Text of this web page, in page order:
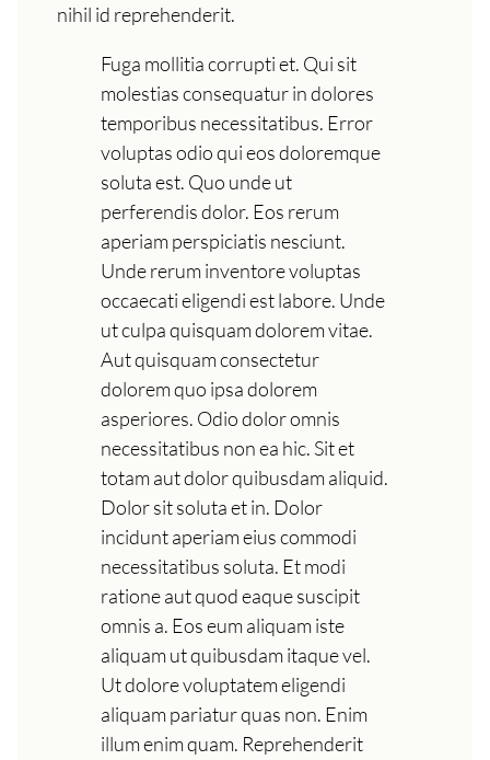
nihil id reprehenderit.
Fuga mollitia corrupti et. Qui sit
molestias consequatur in dolores
temporibus necessitatibus. Error
voluptas odio qui eos doloremque
soluta est. Quo unde ut
perferendis dolor. Eos rerum
aperiam perspiciatis nesciunt.
Unde rerum inventore voluptas
occaecati eligendi est labore. Unde
ut culpa quisquam dolorem vitae.
Aut quisquam consectetur
dolorem quo ipsa dolorem
asperiores. Odio dolor omnis
necessitatibus non ea hic. Sit et
totam aut dolor quibusdam aliquid.
Dolor sit soluta et in. Dolor
incidunt aperiam eius commodi
necessitatibus soluta. Et modi
ratione aut quod eaque suscipit
omnis a. Eos eum aliquam iste
aliquam ut quibusdam itaque vel.
Ut dolore voluptatem eligendi
aliquam pariatur quas non. Enim
illum enim quam. Reprehenderit